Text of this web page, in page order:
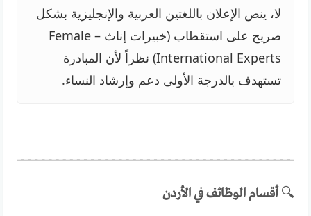
لا، ينص الإعلان باللغتين العربية والإنجليزية بشكل
صريح على استقطاب (خبيرات إناث – Female
International Experts) نظراً لأن المبادرة
تستهدف بالدرجة الأولى دعم وإرشاد النساء.
🔍 أقسام الوظائف في الأردن